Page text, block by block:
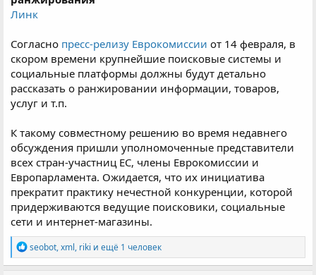
Линк
Согласно пресс-релизу Еврокомиссии от 14 февраля, в
скором времени крупнейшие поисковые системы и
социальные платформы должны будут детально
рассказать о ранжировании информации, товаров,
услуг и т.п.
К такому совместному решению во время недавнего
обсуждения пришли уполномоченные представители
всех стран-участниц ЕС, члены Еврокомиссии и
Европарламента. Ожидается, что их инициатива
прекратит практику нечестной конкуренции, которой
придерживаются ведущие поисковики, социальные
сети и интернет-магазины.
Р
е
а
seobot,xml, riki и ещё 1 человек